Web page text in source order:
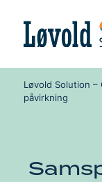
Løvold Solution –
påvirkning